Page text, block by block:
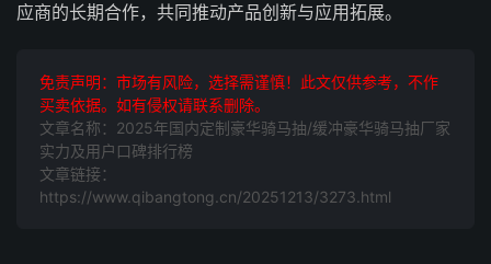
应商的长期合作，共同推动产品创新与应用拓展。
免责声明：市场有风险，选择需谨慎！此文仅供参考，不作
买卖依据。如有侵权请联系删除。
文章名称：2025年国内定制豪华骑马抽/缓冲豪华骑马抽厂家
实力及用户口碑排行榜
文章链接：
https://www.qibangtong.cn/20251213/3273.html